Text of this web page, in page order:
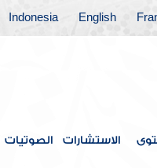
English
Indonesia
الاستشارات الصوتيات